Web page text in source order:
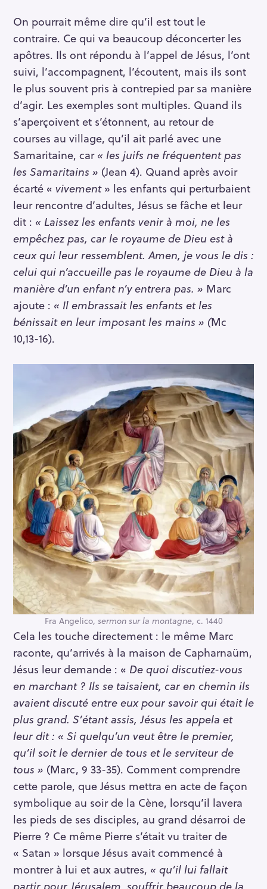
On pourrait même dire qu’il est tout le
contraire. Ce qui va beaucoup déconcerter les
apôtres. Ils ont répondu à l’appel de Jésus, l’ont
suivi, l’accompagnent, l’écoutent, mais ils sont
le plus souvent pris à contrepied par sa manière
d’agir. Les exemples sont multiples. Quand ils
s’aperçoivent et s’étonnent, au retour de
courses au village, qu’il ait parlé avec une
Samaritaine, car« les juifs ne fréquentent pas
les Samaritains » (Jean 4). Quand après avoir
écarté « vivement» les enfants qui perturbaient
leur rencontre d’adultes, Jésus se fâche et leur
dit : « Laissez les enfants venir à moi, ne les
empêchez pas, car le royaume de Dieu est à
ceux qui leur ressemblent. Amen, je vous le dis :
celui qui n’accueille pas le royaume de Dieu à la
manière d’un enfant n’y entrera pas. » Marc
ajoute : « Il embrassait les enfants et les
bénissait en leur imposant les mains » (Mc
10,13-16).
Fra Angelico, sermon sur la montagne, c. 1440
Cela les touche directement : le même Marc
raconte, qu’arrivés à la maison de Capharnaüm,
Jésus leur demande : « De quoi discutiez-vous
en marchant ? Ils se taisaient, car en chemin ils
avaient discuté entre eux pour savoir qui était le
plus grand. S’étant assis, Jésus les appela et
leur dit : « Si quelqu’un veut être le premier,
qu’il soit le dernier de tous et le serviteur de
tous » (Marc, 9 33-35). Comment comprendre
cette parole, que Jésus mettra en acte de façon
symbolique au soir de la Cène, lorsqu’il lavera
les pieds de ses disciples, au grand désarroi de
Pierre ? Ce même Pierre s’était vu traiter de
« Satan » lorsque Jésus avait commencé à
montrer à lui et aux autres, « qu’il lui fallait